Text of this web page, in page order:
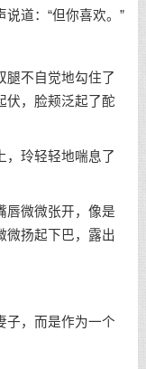
道：“但你喜欢。”
腿不自觉地勾住了
伏，脸颊泛起了酡
，玲轻轻地喘息了
唇微微张开，像是
微扬起下巴，露出
，而是作为一个